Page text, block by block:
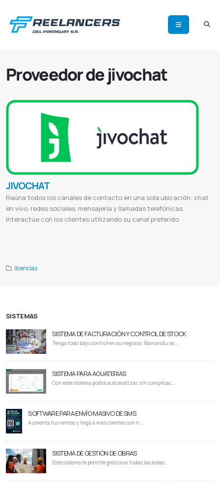
Proveedor de jivochat
JIVOCHAT
Reúna todos los canales de contacto en una sola ubicación: chat
en vivo, redes sociales, mensajería y llamadas telefónicas.
Interactúe con los clientes utilizando su canal preferido
licencias
SISTEMAS
SISTEMA DE FACTURACIÓN Y CONTROL DE STOCK
Tenga todo bajo control en su negocio. Ñamandu se...
SISTEMA PARA AGUATERIAS
Con este sistema podrá automatizar, sin complicac...
SOFTWARE PARA ENVÍO MASIVO DE SMS
Aumentá tus ventas y llegá a más clientes con n...
SISTEMA DE GESTIÓN DE OBRAS
Este sistema te permite gestionar todas las áreas...